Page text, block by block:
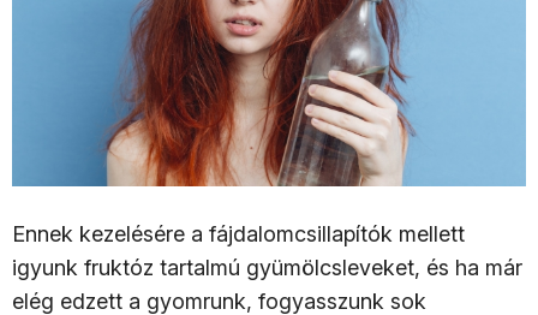
Ennek kezelésére a fájdalomcsillapítók mellett
igyunk fruktóz tartalmú gyümölcsleveket, és ha már
elég edzett a gyomrunk, fogyasszunk sok